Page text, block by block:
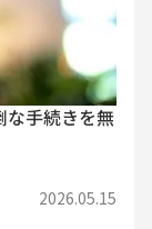
な手続きを無
2026.05.15